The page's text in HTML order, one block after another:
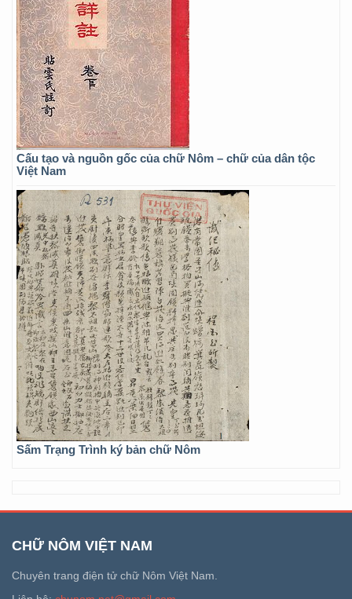
Cấu tạo và nguồn gốc của chữ Nôm – chữ của dân tộc
Việt Nam
Sấm Trạng Trình ký bản chữ Nôm
CHỮ NÔM VIỆT NAM
Chuyên trang điện tử chữ Nôm Việt Nam.